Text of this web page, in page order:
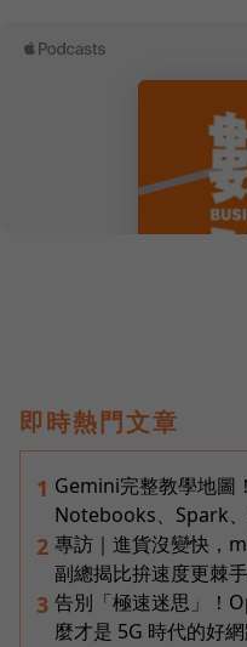
即時熱門文章
1 Gemini完整教學地圖
Notebooks、Spark
2 專訪｜進貨沒變快，
副總揭比拚速度更棘
3 告別「極速迷思」！
麼才是 5G 時代的好網